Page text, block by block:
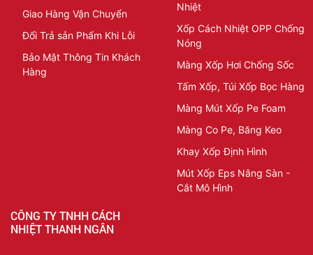
Giao Hàng Vận Chuyển
Đổi Trả sản Phẩm Khi Lỗi
Bảo Mật Thông Tin Khách
Hàng
Nhiệt
Xốp Cách Nhiệt OPP Chống
Nóng
Màng Xốp Hơi Chống Sốc
Tấm Xốp, Túi Xốp Bọc Hàng
Màng Mút Xốp Pe Foam
Màng Co Pe, Băng Keo
Khay Xốp Định Hình
Mút Xốp Eps Nâng Sàn -
Cắt Mô Hình
CÔNG TY TNHH CÁCH
NHIỆT THANH NGÂN